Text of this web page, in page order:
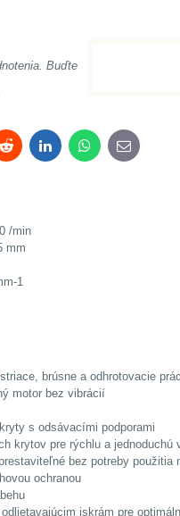
Buďte
Reddit LinkedInWhatsApp
E-
mail
/min
mm
1
brúsne a odhrotovacie
motor bez vibrácií
s odsávacími podporami
krytov pre rýchlu a jednoduchú
bez potreby použitia
ochranou
iskrám pre